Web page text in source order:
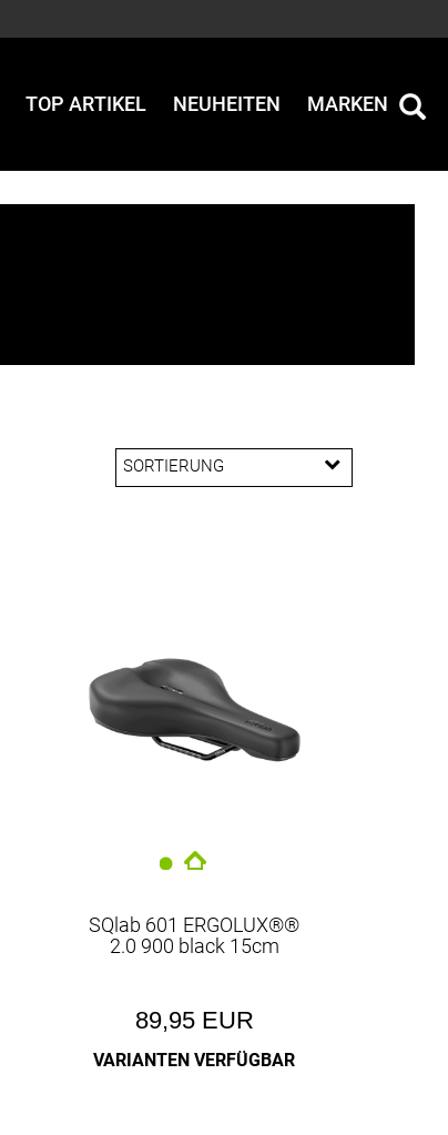
TOP ARTIKEL NEUHEITEN MARKEN
SORTIERUNG
SQlab 601 ERGOLUX®®
2.0 900 black 15cm
89,95 EUR
VARIANTEN VERFÜGBAR